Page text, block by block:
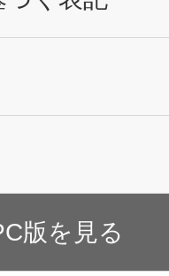
版を見る